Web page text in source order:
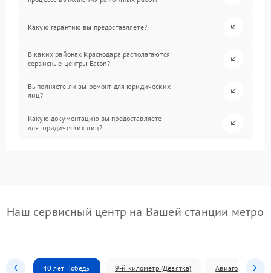
Какую гарантию вы предоставляете?
В каких районах Краснодара располагаются
сервисные центры Eaton?
Выполняете ли вы ремонт для юридических
лиц?
Какую документацию вы предоставляете
для юридических лиц?
Наш сервисный центр на Вашей станции метро
40 лет Победы 9-й километр (Девятка) Авиагородок